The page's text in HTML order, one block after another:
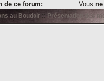
de ce forum: Vous ne
au Boudoir:: Présentation des